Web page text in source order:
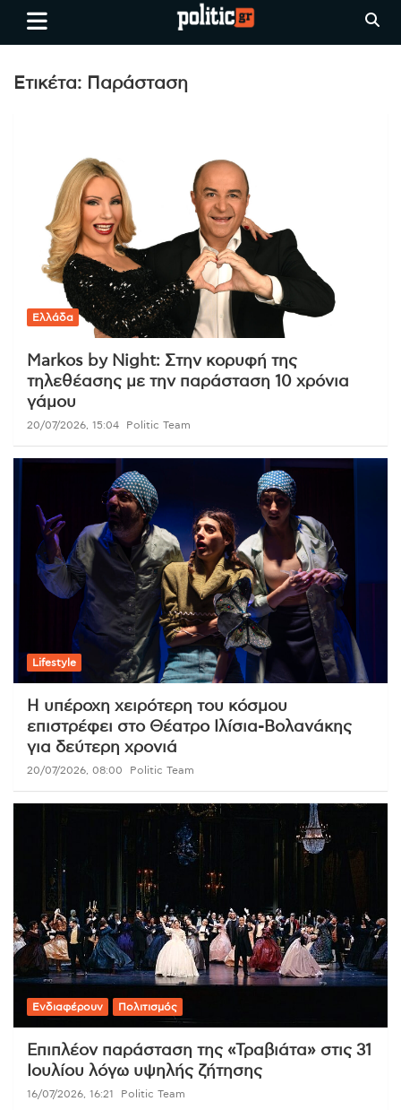
Skip
Ειδήσεις απο τη
Θεσσαλονίκη, την Ελλάδα και
όλο τον Κόσμο
politic.gr
Ετικέτα: Παράσταση
Ελλάδα
Markos by Night: Στην κορυφή της
τηλεθέασης με την παράσταση 10 χρόνια
γάμου
20/07/2026, 15:04 Politic Team
Lifestyle
Η υπέροχη χειρότερη του κόσμου
επιστρέφει στο Θέατρο Ιλίσια-Βολανάκης
για δεύτερη χρονιά
20/07/2026, 08:00 Politic Team
Ενδιαφέρουν Πολιτισμός
Επιπλέον παράσταση της «Τραβιάτα» στις 31
Ιουλίου λόγω υψηλής ζήτησης
16/07/2026, 16:21 Politic Team